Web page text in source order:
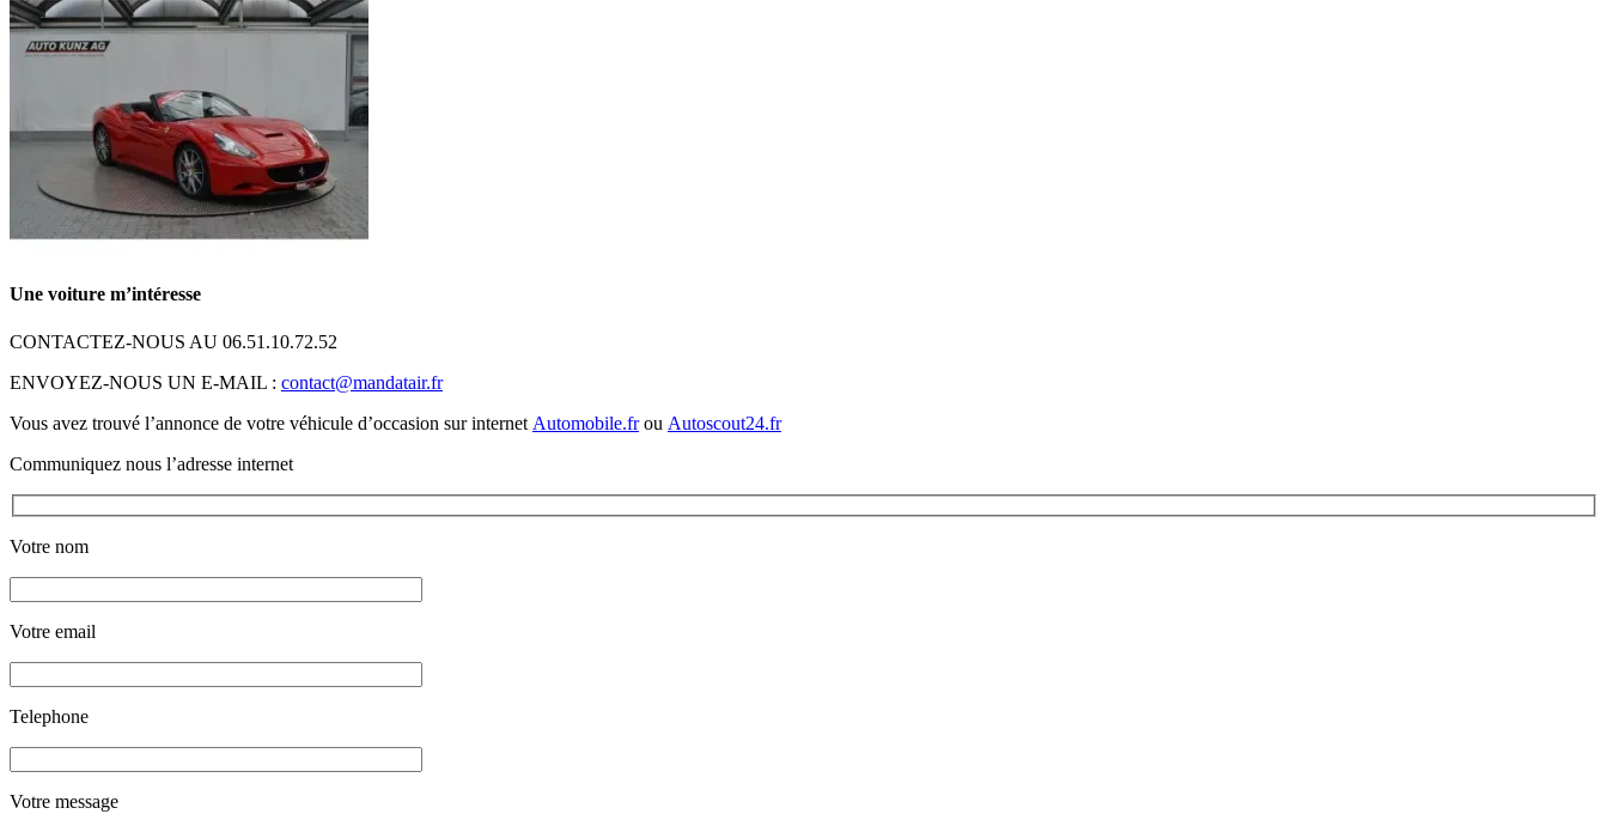
Une voiture m’intéresse
CONTACTEZ-NOUS AU 06.51.10.72.52
ENVOYEZ-NOUS UN E-MAIL : contact@mandatair.fr
Vous avez trouvé l’annonce de votre véhicule d’occasion sur internet Automobile.frou Autoscout24.fr
Communiquez nous l’adresse internet
Votre nom
Votre email
Telephone
Votre message